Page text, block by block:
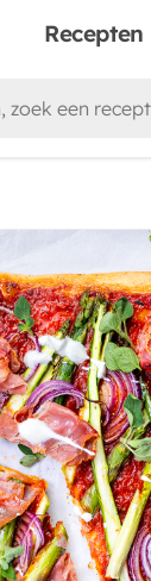
Recepten